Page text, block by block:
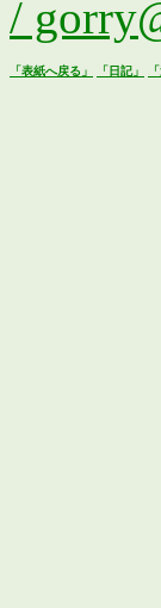
/
「表紙へ戻る」 「日記」